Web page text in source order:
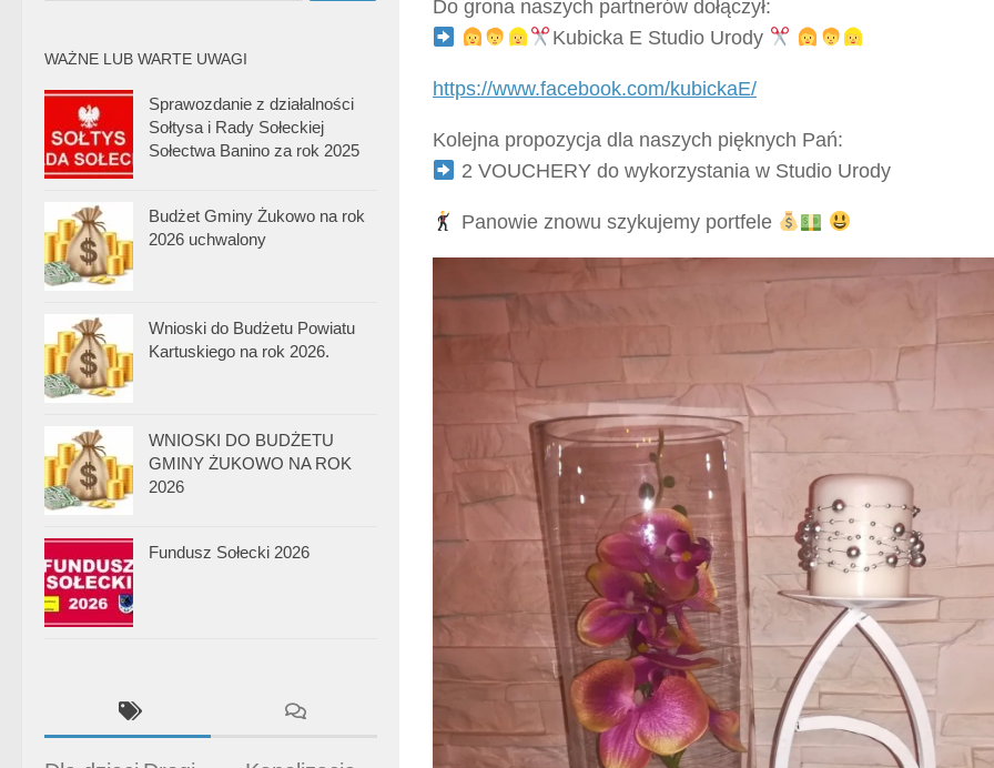
Do grona naszych partnerów dołączył:
Kubicka E Studio Urody
https://www.facebook.com/kubickaE/
Kolejna propozycja dla naszych pięknych Pań:
2 VOUCHERY do wykorzystania w Studio Urody
Panowie znowu szykujemy portfele
WAŻNE LUB WARTE UWAGI
Sprawozdanie z działalności
Sołtysa i Rady Sołeckiej
Sołectwa Banino za rok 2025
Budżet Gminy Żukowo na rok
2026 uchwalony
Wnioski do Budżetu Powiatu
Kartuskiego na rok 2026.
WNIOSKI DO BUDŻETU
GMINY ŻUKOWO NA ROK
2026
Fundusz Sołecki 2026